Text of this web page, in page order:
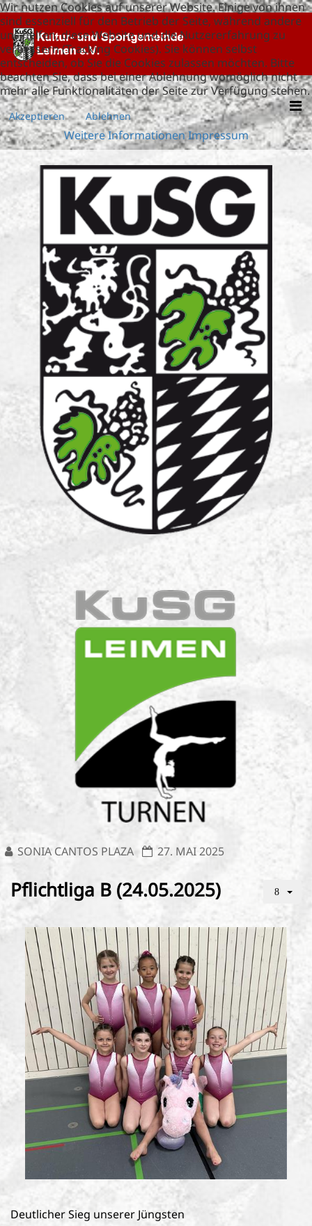
SONIA CANTOS PLAZA 27. MAI 2025
Pflichtliga B (24.05.2025)
Deutlicher Sieg unserer Jüngsten
Wir nutzen Cookies auf unserer Website. Einige von ihnen
sind essenziell für den Betrieb der Seite, während andere
uns helfen, diese Website und die Nutzererfahrung zu
verbessern (Tracking Cookies). Sie können selbst
entscheiden, ob Sie die Cookies zulassen möchten. Bitte
beachten Sie, dass bei einer Ablehnung womöglich nicht
mehr alle Funktionalitäten der Seite zur Verfügung stehen.
Akzeptieren Ablehnen
Weitere Informationen Impressum